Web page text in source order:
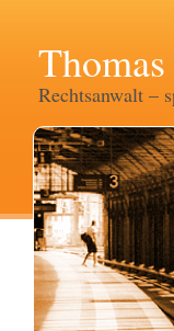
Rechtsanwalt –